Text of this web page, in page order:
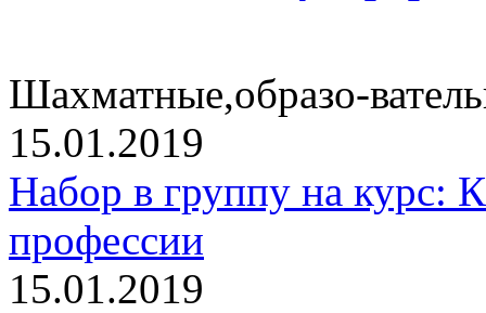
Шахматные,образо-
15.01.2019
Набор в группу на курс:
профессии
15.01.2019